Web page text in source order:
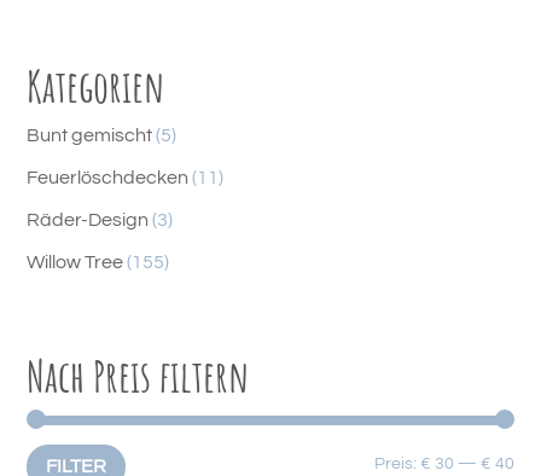
Kategorien
Bunt gemischt 55
o
t
e
Feuerlöschdecken 111
u
Räder-Design 33
u
k
Willow Tree 1551
r
o
Nach Preis filtern
FILTER Preis: € 30 — € 40